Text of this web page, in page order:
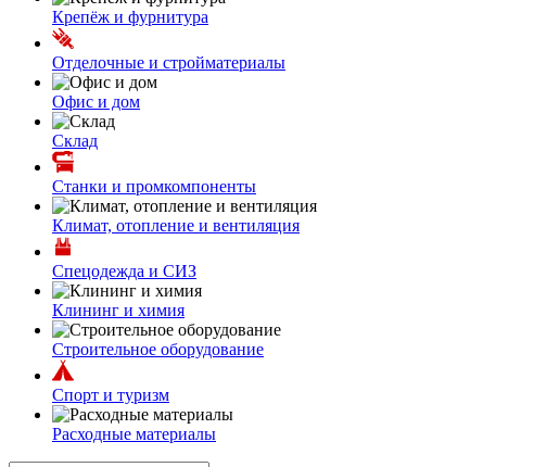
Крепёж и фурнитура
Отделочные и стройматериалы
Офис и дом
Склад
Станки и промкомпоненты
Климат, отопление и вентиляция
Спецодежда и СИЗ
Клининг и химия
Строительное оборудование
Спорт и туризм
Расходные материалы